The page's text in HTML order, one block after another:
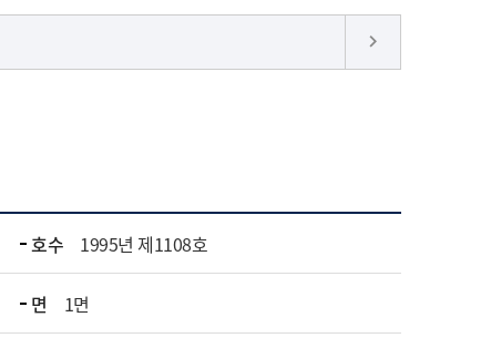
keyboard_arrow_right
호수 1995년 제1108호
면 1면